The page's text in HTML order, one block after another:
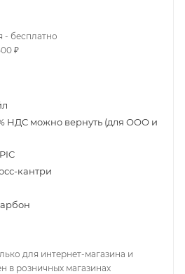
- бесплатно
₽
НДС можно вернуть (для ООО и
кантри
для интернет-магазина и
в розничных магазинах